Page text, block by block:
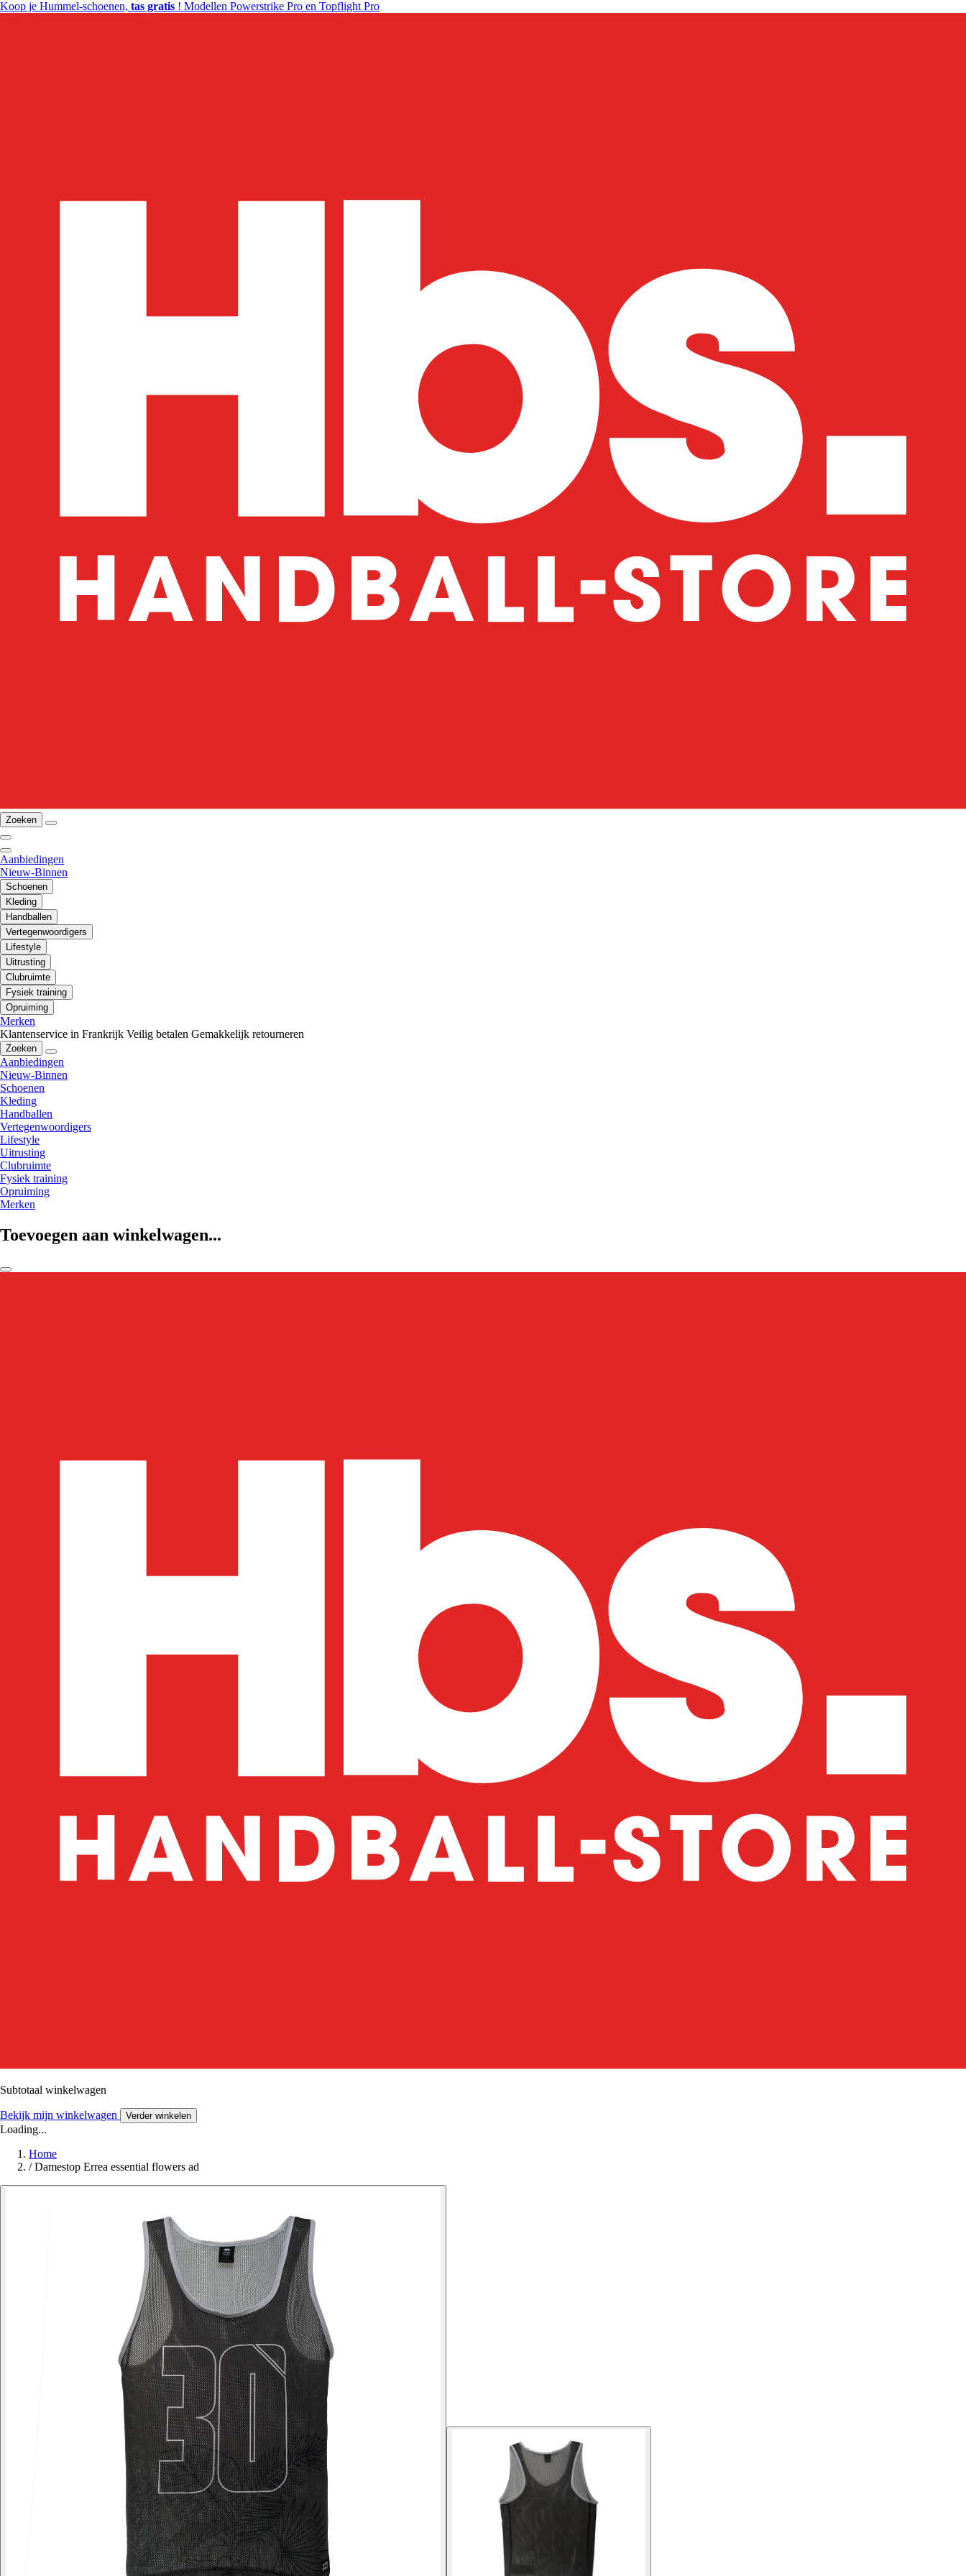
Koop je Hummel-schoenen, tas gratis ! Modellen Powerstrike Pro en Topflight Pro
Zoeken
Aanbiedingen
Nieuw-Binnen
Schoenen
Kleding
Handballen
Vertegenwoordigers
Lifestyle
Uitrusting
Clubruimte
Fysiek training
Opruiming
Merken
Klantenservice in Frankrijk Veilig betalen Gemakkelijk retourneren
Zoeken
Aanbiedingen
Nieuw-Binnen
Schoenen
Kleding
Handballen
Vertegenwoordigers
Lifestyle
Uitrusting
Clubruimte
Fysiek training
Opruiming
Merken
Toevoegen aan winkelwagen...
Subtotaal winkelwagen
Bekijk mijn winkelwagen Verder winkelen
Loading...
Home
/ Damestop Errea essential flowers ad